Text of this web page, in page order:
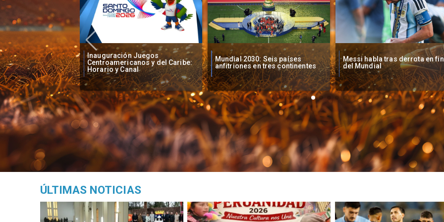
Juegos
y del Caribe:
Mundial 2030: Seis países
anfitriones en tres continentes
Messi habla tras derrota en final
del Mundial
FIFA investiga incidentes al
del Mundial
ÚLTIMAS NOTICIAS